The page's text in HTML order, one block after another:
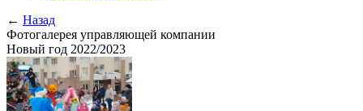
← Назад
Фотогалерея управляющей компании
Новый год 2022/2023